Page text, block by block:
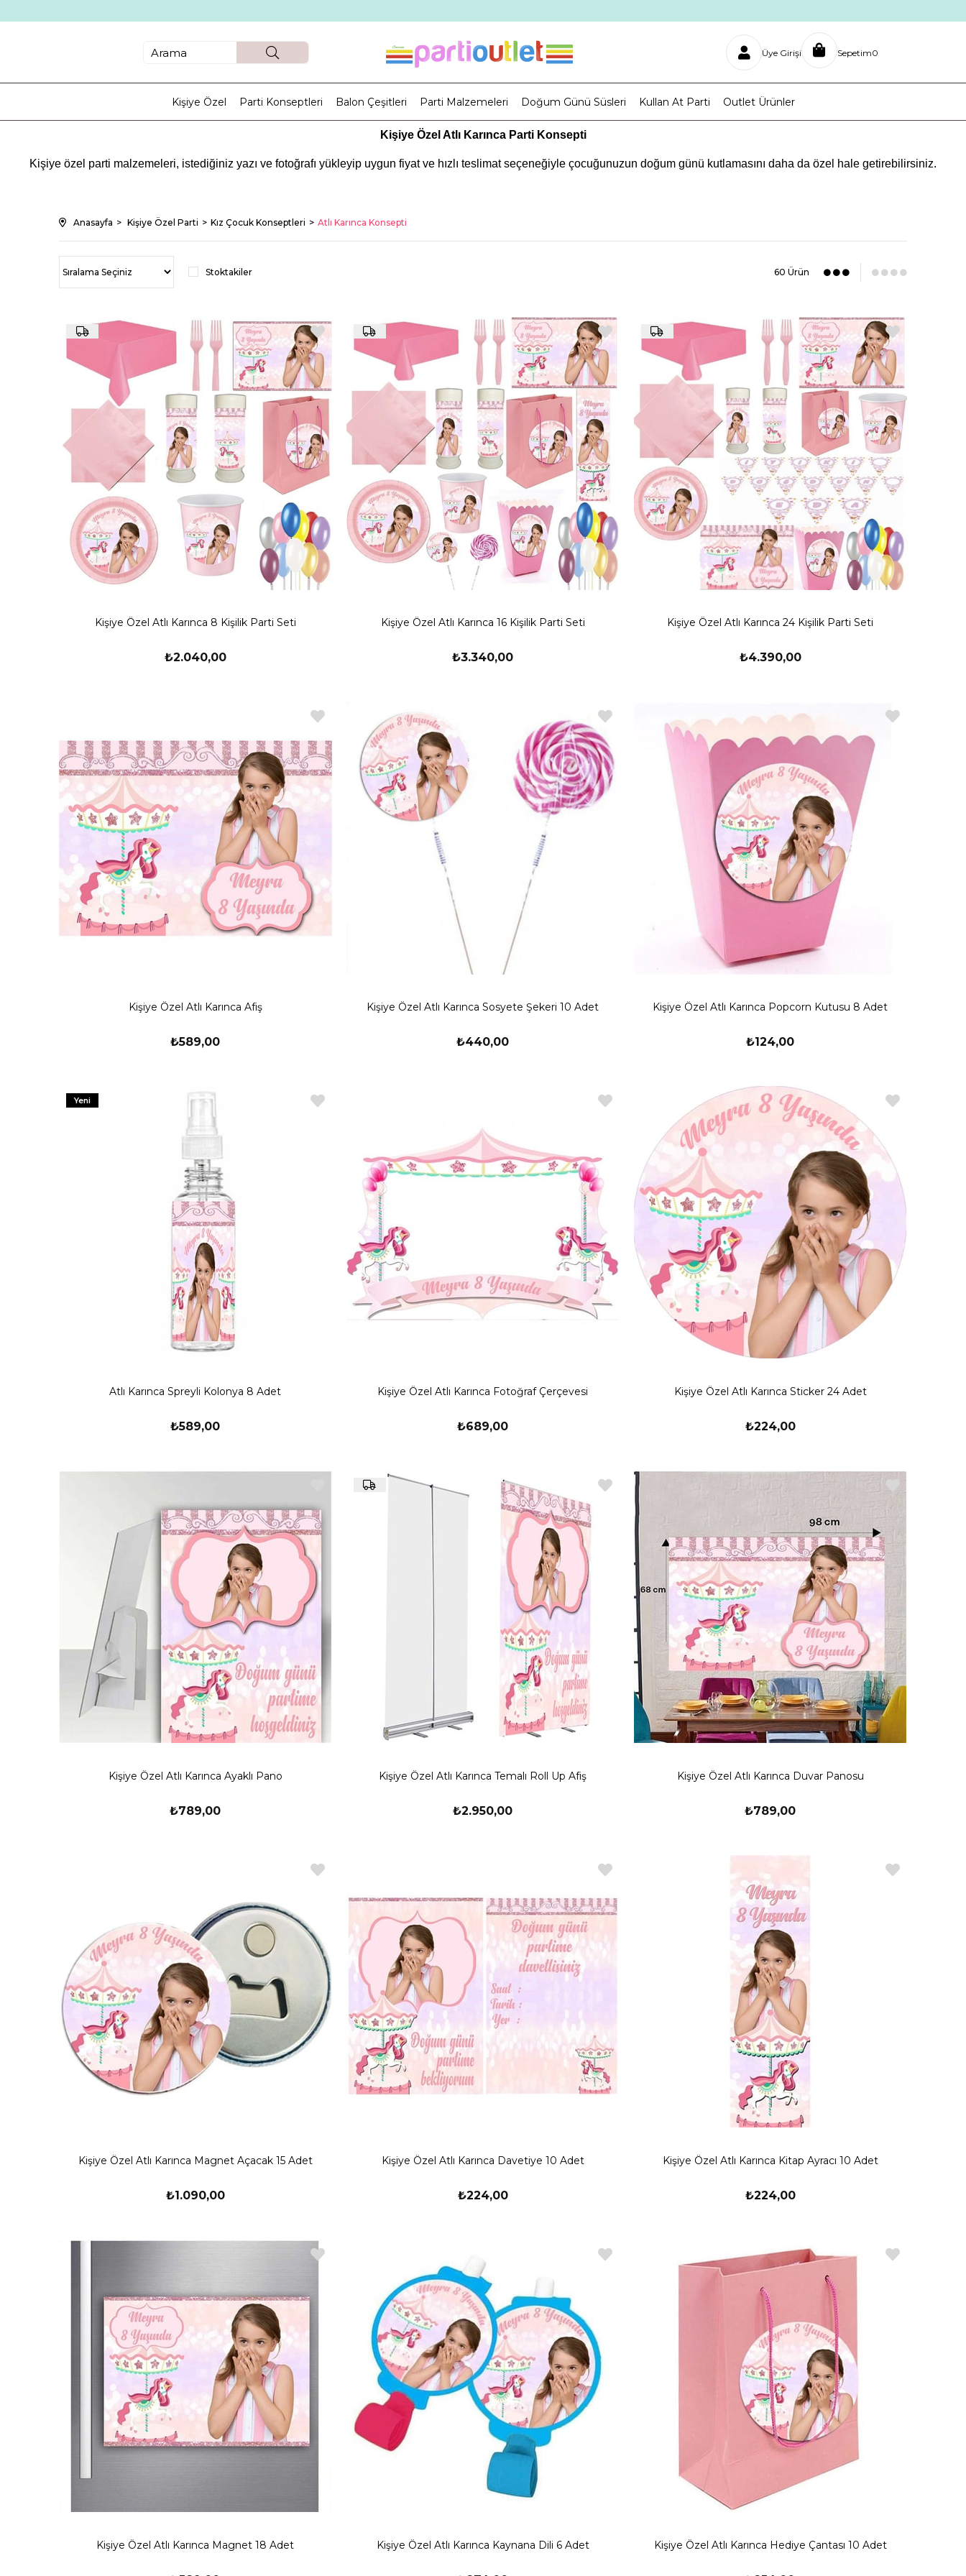
Üye Girişi Sepetim0
Kişiye Özel Parti Konseptleri Balon Çeşitleri Parti Malzemeleri Doğum Günü Süsleri Kullan At Parti Outlet Ürünler
Kişiye Özel Atlı Karınca Parti Konsepti
Kişiye özel parti malzemeleri, istediğiniz yazı ve fotoğrafı yükleyip uygun fiyat ve hızlı teslimat seçeneğiyle çocuğunuzun doğum günü kutlamasını daha da özel hale getirebilirsiniz.
Bu özel günde kendilerini değerli hissetmek isterler. Ebeveynler de bu özel günü unutulmaz kılmak adına ellerinden geleni yapar.
Kişiye özel atlı karınca peçetelik, Kişiye özel atlı karınca su şişe bandı, Kişiye özel atlı karınca bardak, Kişiye özel atlı karınca masa üstü ayaklı pano gibi ürünlerimizle bütünlük
sağlayabilirsiniz.
Atlı Karınca Doğum Günü Süsleri
Kişiye özel panolarımı ve afişlerimizle partinizi özelleştirebilirsiniz. Ayrıca fotoğraf çekimlerinizde güzel bir arka plan olacaktır.
Kişiye özel ürünlerimizi görmek ve çocuğunuz için özel bir parti vermek için doğru adrestesiniz. Partinize uygun renk seçeneklerine bakmayı unutmayın.
Uygun renk temalarıyla kişiye özel parti temanızı destekleyebilirsiniz. Atlı Karınca Konsepti Kız Parti Setleri 8, 16 ve 24 kişilik seçenekleri ile partileriniz için özel hazırlanmıştır.
Kolay bir şekilde kişi sayınıza en uygun seti alıp parti alanınızı süslemeye başlayabilirsiniz. Davetli sayınıza uygun seti seçtikten sonra almak istediğiniz ürünleri ekstradan sepetinize
ekleyebilir ve parti malzemelerinizi istediğiniz gibi tamamlayabilirsiniz.
Anasayfa Kişiye Özel Parti Kız Çocuk Konseptleri Atlı Karınca Konsepti
Stoktakiler 60 Ürün
Kişiye Özel Atlı Karınca 8 Kişilik Parti Seti
₺2.040,00
Kişiye Özel Atlı Karınca 16 Kişilik Parti Seti
₺3.340,00
Kişiye Özel Atlı Karınca 24 Kişilik Parti Seti
₺4.390,00
Kişiye Özel Atlı Karınca Afiş
₺589,00
Kişiye Özel Atlı Karınca Sosyete Şekeri 10 Adet
₺440,00
Kişiye Özel Atlı Karınca Popcorn Kutusu 8 Adet
₺124,00
Atlı Karınca Spreyli Kolonya 8 Adet
₺589,00
Yeni
Kişiye Özel Atlı Karınca Fotoğraf Çerçevesi
₺689,00
Kişiye Özel Atlı Karınca Sticker 24 Adet
₺224,00
Kişiye Özel Atlı Karınca Ayaklı Pano
₺789,00
Kişiye Özel Atlı Karınca Temalı Roll Up Afiş
₺2.950,00
Kişiye Özel Atlı Karınca Duvar Panosu
₺789,00
Kişiye Özel Atlı Karınca Magnet Açacak 15 Adet
₺1.090,00
Kişiye Özel Atlı Karınca Davetiye 10 Adet
₺224,00
Kişiye Özel Atlı Karınca Kitap Ayracı 10 Adet
₺224,00
Kişiye Özel Atlı Karınca Magnet 18 Adet Kişiye Özel Atlı Karınca Kaynana Dili 6 Adet Kişiye Özel Atlı Karınca Hediye Çantası 10 Adet